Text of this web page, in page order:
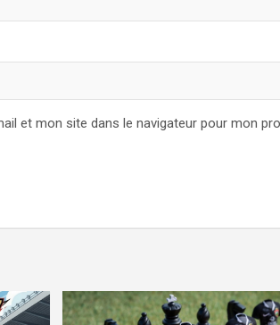
et mon site dans le navigateur pour mon